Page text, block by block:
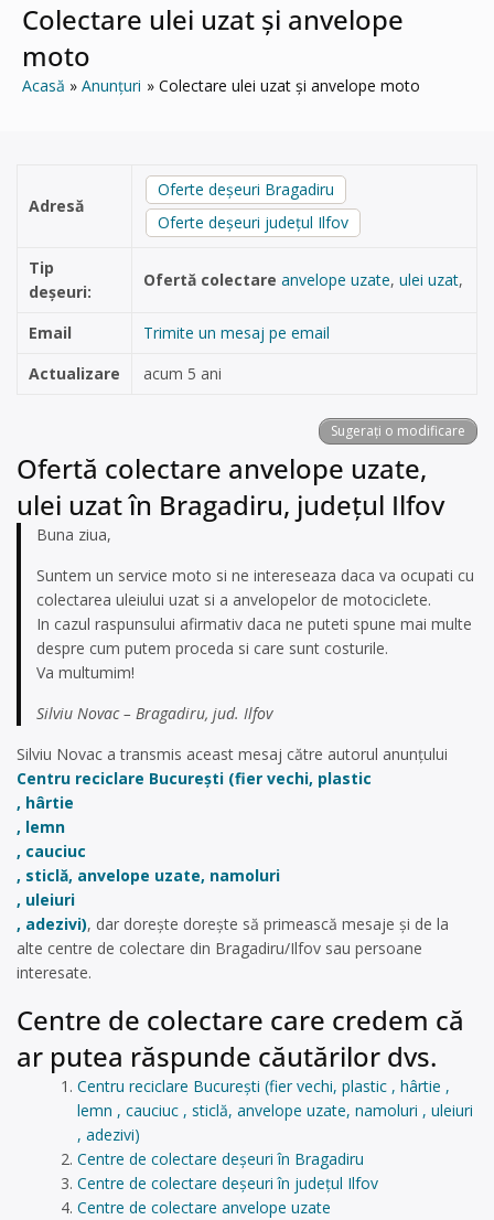
Colectare ulei uzat și anvelope
moto
Acasă Anunțuri Colectare ulei uzat și anvelope moto
Adresă
Oferte deșeuri Bragadiru
Oferte deșeuri județul Ilfov
Tip
deșeuri:
Ofertă colectare anvelope uzate, ulei uzat,
Email
Trimite un mesaj pe email
Actualizare
acum 5 ani
Sugerați o modificare
Ofertă colectare anvelope uzate,
ulei uzat în Bragadiru, județul Ilfov
Buna ziua,
Suntem un service moto si ne intereseaza daca va ocupati cu
colectarea uleiului uzat si a anvelopelor de motociclete.
In cazul raspunsului afirmativ daca ne puteti spune mai multe
despre cum putem proceda si care sunt costurile.
Va multumim!
Silviu Novac – Bragadiru, jud. Ilfov
Silviu Novac a transmis aceast mesaj către autorul anunțului
Centru reciclare București (fier vechi, plastic
, hârtie
, lemn
, cauciuc
, sticlă, anvelope uzate, namoluri
, uleiuri
, adezivi), dar dorește dorește să primească mesaje și de la
alte centre de colectare din Bragadiru/Ilfov sau persoane
interesate.
Centre de colectare care credem că
ar putea răspunde căutărilor dvs.
Centru reciclare București (fier vechi, plastic , hârtie ,
lemn , cauciuc , sticlă, anvelope uzate, namoluri , uleiuri
, adezivi)
Centre de colectare deșeuri în Bragadiru
Centre de colectare deșeuri în județul Ilfov
Centre de colectare anvelope uzate